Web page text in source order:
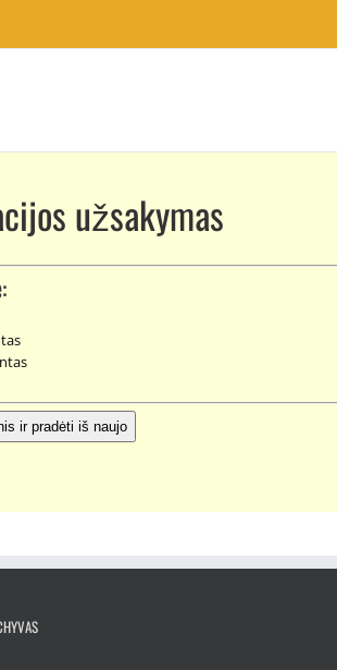
užsakymas
ir pradėti iš naujo